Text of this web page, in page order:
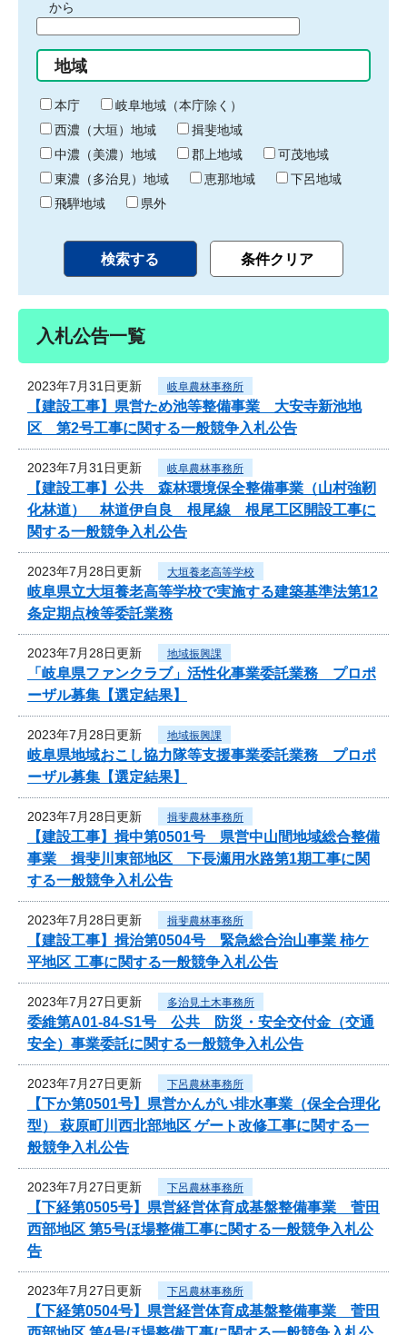
間
始
り
から
間
終
わ
り
地域
本庁
岐阜地域（本庁除く）
西濃（大垣）地域
揖斐地域
中濃（美濃）地域
郡上地域
可茂地域
東濃（多治見）地域
恵那地域
下呂地域
飛騨地域
県外
入札公告一覧
2023年7月31日更新 岐阜農林事務所
【建設工事】県営ため池等整備事業 大安寺新池地
区 第2号工事に関する一般競争入札公告
2023年7月31日更新 岐阜農林事務所
【建設工事】公共 森林環境保全整備事業（山村強靭
化林道） 林道伊自良 根尾線 根尾工区開設工事に
関する一般競争入札公告
2023年7月28日更新 大垣養老高等学校
岐阜県立大垣養老高等学校で実施する建築基準法第12
条定期点検等委託業務
2023年7月28日更新 地域振興課
「岐阜県ファンクラブ」活性化事業委託業務 プロポ
ーザル募集【選定結果】
2023年7月28日更新 地域振興課
岐阜県地域おこし協力隊等支援事業委託業務 プロポ
ーザル募集【選定結果】
2023年7月28日更新 揖斐農林事務所
【建設工事】揖中第0501号 県営中山間地域総合整備
事業 揖斐川東部地区 下長瀬用水路第1期工事に関
する一般競争入札公告
2023年7月28日更新 揖斐農林事務所
【建設工事】揖治第0504号 緊急総合治山事業 柿ケ
平地区 工事に関する一般競争入札公告
2023年7月27日更新 多治見土木事務所
委維第A01-84-S1号 公共 防災・安全交付金（交通
安全）事業委託に関する一般競争入札公告
2023年7月27日更新 下呂農林事務所
【下か第0501号】県営かんがい排水事業（保全合理化
型） 萩原町川西北部地区 ゲート改修工事に関する一
般競争入札公告
2023年7月27日更新 下呂農林事務所
【下経第0505号】県営経営体育成基盤整備事業 菅田
西部地区 第5号ほ場整備工事に関する一般競争入札公
告
2023年7月27日更新 下呂農林事務所
【下経第0504号】県営経営体育成基盤整備事業 菅田